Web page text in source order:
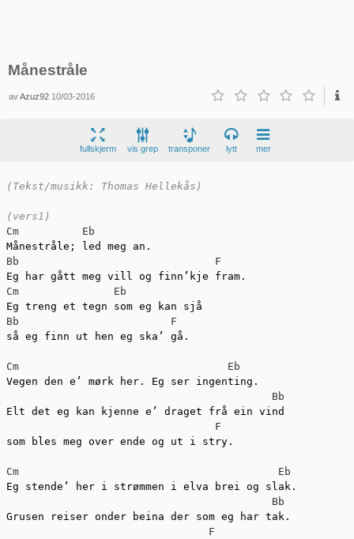
Månestråle
avAzuz92 10/03-2016
fullskjerm vis grep transponer lytt mer
(Tekst/musikk: Thomas Hellekås)
(vers1)
Cm
Eb
Bb
F
Cm
Eb
Bb
F
så eg finn ut hen eg ska’ gå.
Cm
Eb
Vegen den e’ mørk her. Eg ser
Bb
Elt det eg kan kjenne e’ draget frå ein vind
F
som bles meg over ende og ut i stry.
Cm
Eb
Eg stende’ her i strømmen i elva brei og slak.
Bb
Grusen reiser onder beina der som eg har tak.
F